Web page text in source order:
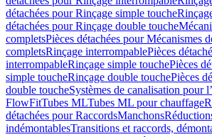
détachées pour Rinçage simple touche
détachées pour Rinçage double touche
completsPièces détachées pour Mécanismes
completsRinçage interrompablePièces
interrompableRinçage simple touchePièces
simple toucheRinçage double touchePièces
double toucheSystèmes de canalisation pour
FlowFitTubes MLTubes ML pour chauffage
détachées pour RaccordsManchons
indémontablesTransitions et raccords,